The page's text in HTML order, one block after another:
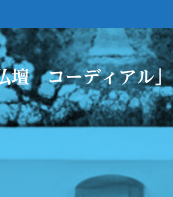
壇 コーディアル」